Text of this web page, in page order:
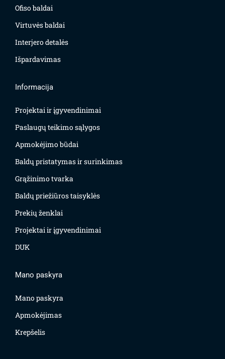
Ofiso baldai
Virtuvės baldai
Interjero detalės
Išpardavimas
Informacija
Projektai ir įgyvendinimai
Paslaugų teikimo sąlygos
Apmokėjimo būdai
Baldų pristatymas ir surinkimas
Grąžinimo tvarka
Baldų priežiūros taisyklės
Prekių ženklai
Projektai ir įgyvendinimai
DUK
Mano paskyra
Mano paskyra
Apmokėjimas
Krepšelis